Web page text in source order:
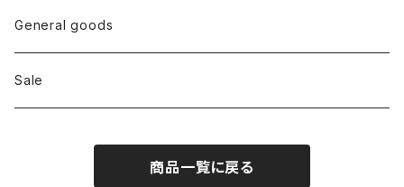
Bottoms
Shoes
General goods
Sale
商品一覧に戻る